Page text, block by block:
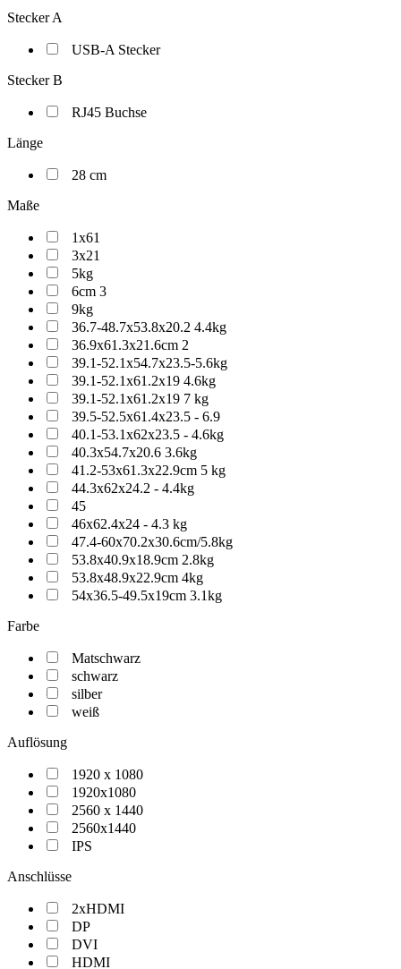
Stecker A
USB-A Stecker
Stecker B
RJ45 Buchse
Länge
28 cm
Maße
1x61
3x21
5kg
6cm 3
9kg
36.7-48.7x53.8x20.2 4.4kg
36.9x61.3x21.6cm 2
39.1-52.1x54.7x23.5-5.6kg
39.1-52.1x61.2x19 4.6kg
39.1-52.1x61.2x19 7 kg
39.5-52.5x61.4x23.5 - 6.9
40.1-53.1x62x23.5 - 4.6kg
40.3x54.7x20.6 3.6kg
41.2-53x61.3x22.9cm 5 kg
44.3x62x24.2 - 4.4kg
45
46x62.4x24 - 4.3 kg
47.4-60x70.2x30.6cm/5.8kg
53.8x40.9x18.9cm 2.8kg
53.8x48.9x22.9cm 4kg
54x36.5-49.5x19cm 3.1kg
Farbe
Matschwarz
schwarz
silber
weiß
Auflösung
1920 x 1080
1920x1080
2560 x 1440
2560x1440
IPS
Anschlüsse
2xHDMI
DP
DVI
HDMI